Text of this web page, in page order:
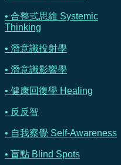
• 合整式思維 Systemic
Thinking
• 潛意識投射學
• 潛意識影響學
• 健康回復學 Healing
• 反反智
• 自我察覺 Self-Awareness
• 盲點 Blind Spots